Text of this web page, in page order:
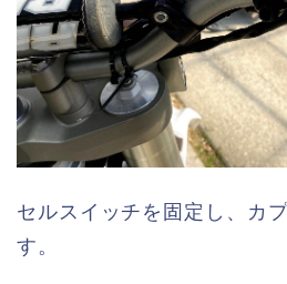
セルスイッチを固定し、カ
す。